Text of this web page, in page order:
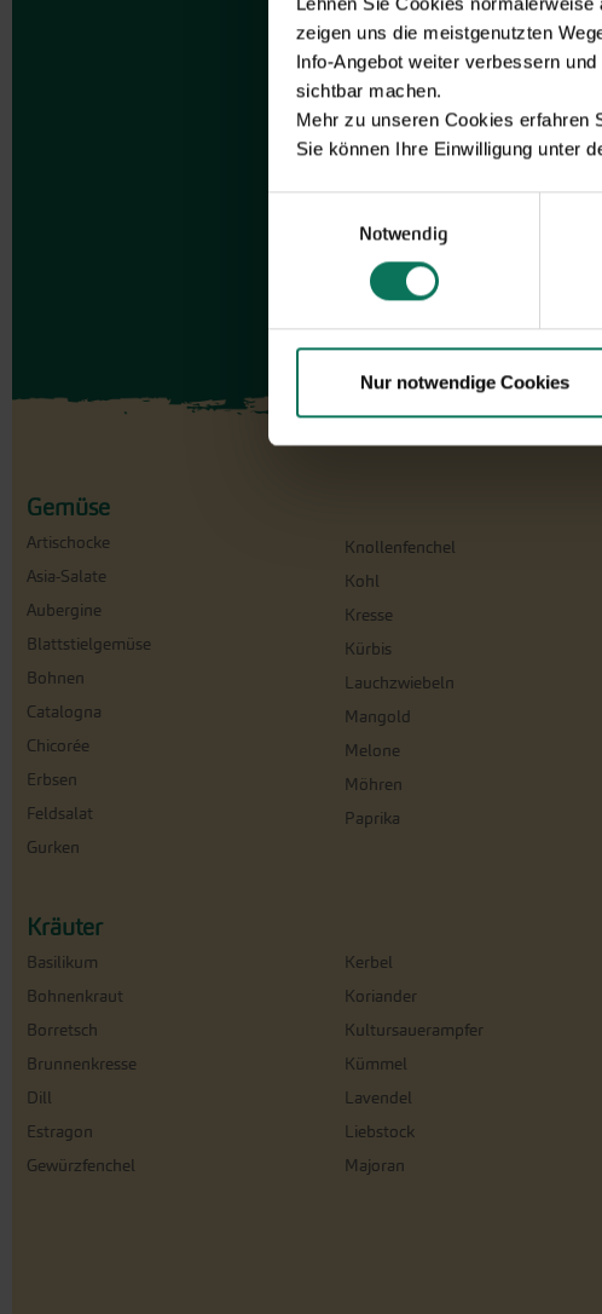
zeigen uns die meistgenutzten
Info-Angebot weiter verbessern
sichtbar machen.
Mehr zu unseren Cookies erfahren
Sie können Ihre Einwilligung unter
Notwendig
Nur notwendige Cookies
Gemüse
Artischocke
Asia-Salate
Aubergine
Blattstielgemüse
Bohnen
Catalogna
Chicorée
Erbsen
Feldsalat
Gurken
Knollenfenchel
Kohl
Kresse
Kürbis
Lauchzwiebeln
Mangold
Melone
Möhren
Paprika
Kräuter
Basilikum
Bohnenkraut
Borretsch
Brunnenkresse
Dill
Estragon
Gewürzfenchel
Kerbel
Koriander
Kultursauerampfer
Kümmel
Lavendel
Liebstock
Majoran